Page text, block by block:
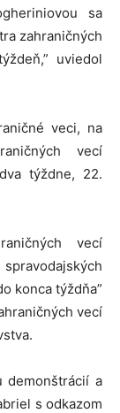
sa
zahraničných
uviedol
veci, na
vecí
týždne, 22.
vecí
konca týždňa”
vecí
demonštrácií a
s odkazom